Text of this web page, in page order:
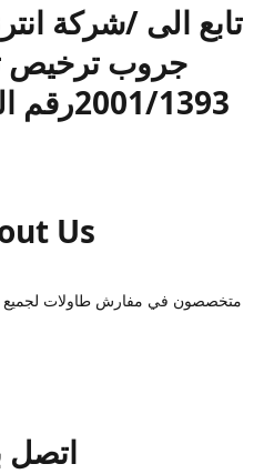
تابع الى /شركة
جروب ترخيص
2001/1393رقم الي 17439546
Us
متخصصون في مفارش طاولات لجميع
اتصل